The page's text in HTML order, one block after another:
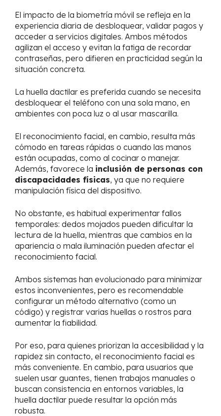
El impacto de la biometría móvil se refleja en la
experiencia diaria de desbloquear, validar pagos y
acceder a servicios digitales. Ambos métodos
agilizan el acceso y evitan la fatiga de recordar
contraseñas, pero difieren en practicidad según la
situación concreta.
La huella dactilar es preferida cuando se necesita
desbloquear el teléfono con una sola mano, en
ambientes con poca luz o al usar mascarilla.
El reconocimiento facial, en cambio, resulta más
cómodo en tareas rápidas o cuando las manos
están ocupadas, como al cocinar o manejar.
Además, favorece la inclusión de personas con
discapacidades físicas, ya que no requiere
manipulación física del dispositivo.
No obstante, es habitual experimentar fallos
temporales: dedos mojados pueden dificultar la
lectura de la huella, mientras que cambios en la
apariencia o mala iluminación pueden afectar el
reconocimiento facial.
Ambos sistemas han evolucionado para minimizar
estos inconvenientes, pero es recomendable
configurar un método alternativo (como un
código) y registrar varias huellas o rostros para
aumentar la fiabilidad.
Por eso, para quienes priorizan la accesibilidad y la
rapidez sin contacto, el reconocimiento facial es
más conveniente. En cambio, para usuarios que
suelen usar guantes, tienen trabajos manuales o
buscan consistencia en entornos variables, la
huella dactilar puede resultar la opción más
robusta.